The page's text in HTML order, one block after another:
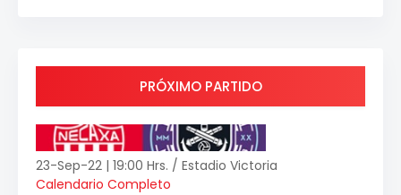
PRÓXIMO PARTIDO
23-Sep-22 | 19:00 Hrs. / Estadio Victoria
Calendario Completo